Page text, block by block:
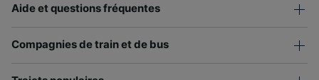
Aide et questions fréquentes
Compagnies de train et de bus